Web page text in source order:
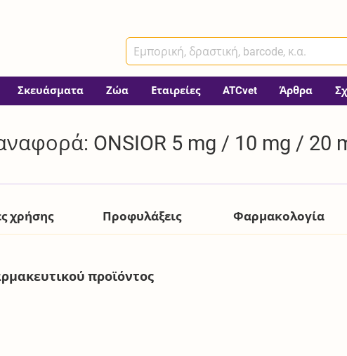
Σκευάσματα Ζώα Εταιρείες ATCvet Άρθρα
ONSIOR 5 mg / 10 mg / 20
χρήσης Προφυλάξεις Φαρμακολογία
προϊόντος